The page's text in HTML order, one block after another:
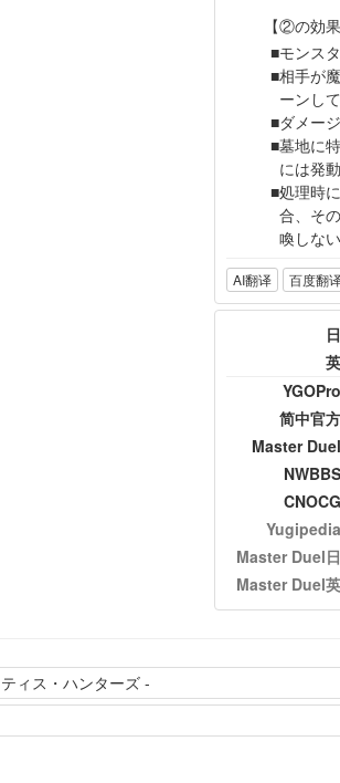
【②の効
モンス
相手が
ーンし
ダメー
墓地に
には発
処理時
合、そ
喚しな
AI翻译 百度翻
简中官
Master
Master Duel
Master Duel
ィス・ハンターズ -